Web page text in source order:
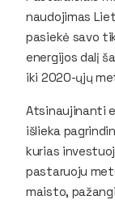
naudojimas
pasiekė savo
energijos dalį
iki 2020-ųjų
Atsinaujinanti
išlieka
kurias
pastaruoju
maisto,